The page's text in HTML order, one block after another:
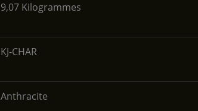
‎9,07 Kilogrammes
‎KJ-CHAR
‎Anthracite